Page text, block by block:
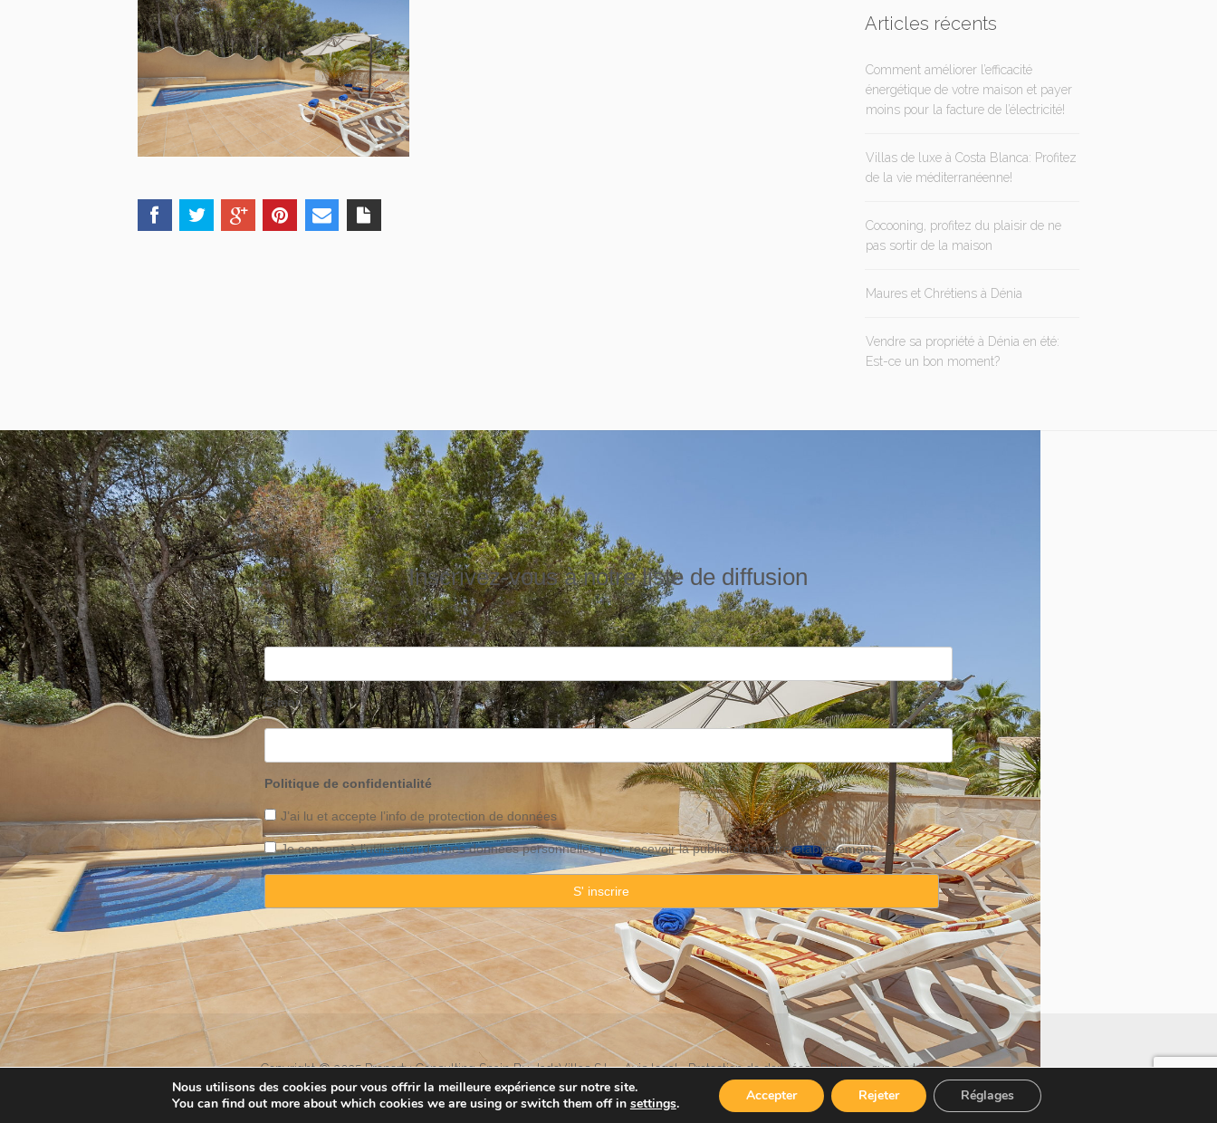
Articles récents
Comment améliorer l’efficacité
énergétique de votre maison et payer
moins pour la facture de l’électricité!
Villas de luxe à Costa Blanca: Profitez
de la vie méditerranéenne!
Cocooning, profitez du plaisir de ne
pas sortir de la maison
Maures et Chrétiens à Dénia
Vendre sa propriété à Dénia en été:
Est-ce un bon moment?
Inscrivez-vous à notre liste de diffusion
Nom
E-mail
Politique de confidentialité
J’ai lu et accepte l’info de protection de données
Je consens à l’utilisation de mes données personnelles pour recevoir la publicité de votre établissement
Copyright © 2025 Property Consulting Spain By JadeVillas S.L. ·Avis legal·Protection de données·Politique sur les témoins
Nous utilisons des cookies pour vous offrir la meilleure expérience sur notre site.
You can find out more about which cookies we are using or switch them off in settings. Accepter Rejeter Réglages